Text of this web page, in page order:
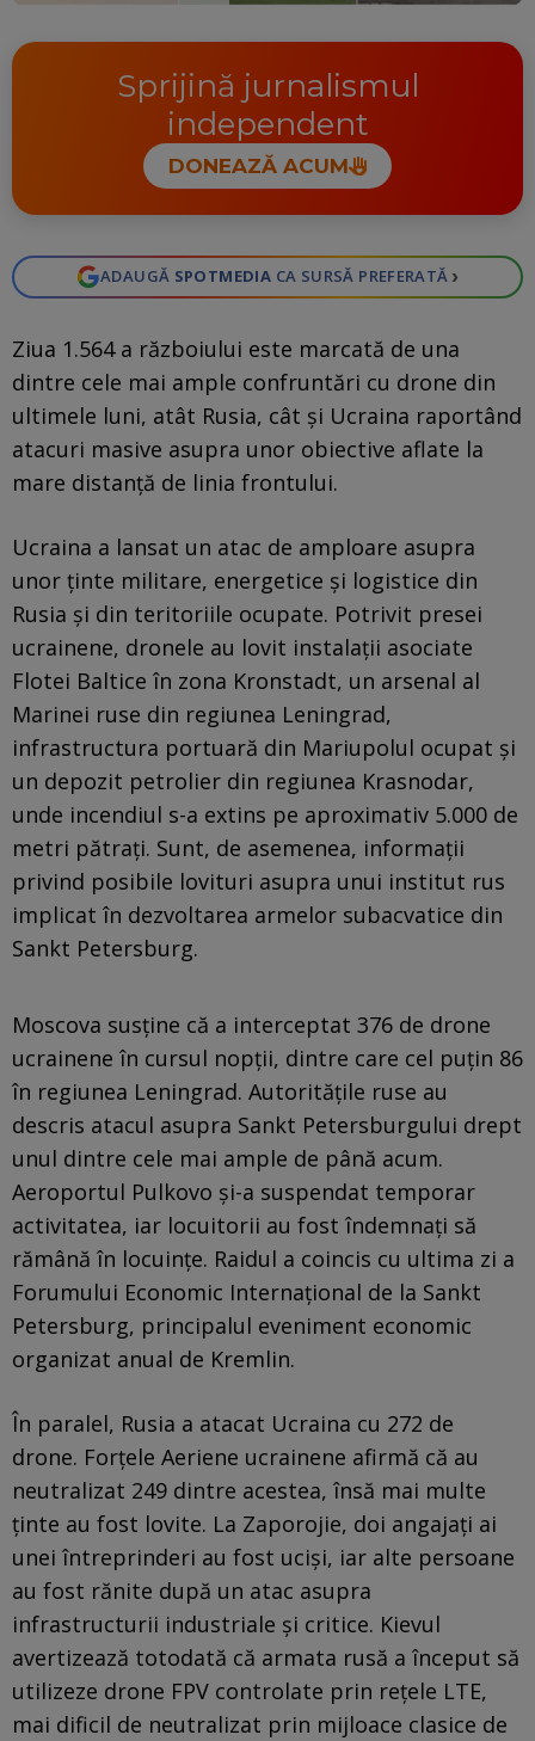
Sprijină jurnalismul
independent
DONEAZĂ ACUM
ADAUGĂ SPOTMEDIA CA SURSĂ PREFERATĂ ›
Ziua 1.564 a războiului este marcată de una
dintre cele mai ample confruntări cu drone din
ultimele luni, atât Rusia, cât și Ucraina raportând
atacuri masive asupra unor obiective aflate la
mare distanță de linia frontului.
Ucraina a lansat un atac de amploare asupra
unor ținte militare, energetice și logistice din
Rusia și din teritoriile ocupate. Potrivit presei
ucrainene, dronele au lovit instalații asociate
Flotei Baltice în zona Kronstadt, un arsenal al
Marinei ruse din regiunea Leningrad,
infrastructura portuară din Mariupolul ocupat și
un depozit petrolier din regiunea Krasnodar,
unde incendiul s-a extins pe aproximativ 5.000 de
metri pătrați. Sunt, de asemenea, informații
privind posibile lovituri asupra unui institut rus
implicat în dezvoltarea armelor subacvatice din
Sankt Petersburg.
Moscova susține că a interceptat 376 de drone
ucrainene în cursul nopții, dintre care cel puțin 86
în regiunea Leningrad. Autoritățile ruse au
descris atacul asupra Sankt Petersburgului drept
unul dintre cele mai ample de până acum.
Aeroportul Pulkovo și-a suspendat temporar
activitatea, iar locuitorii au fost îndemnați să
rămână în locuințe. Raidul a coincis cu ultima zi a
Forumului Economic Internațional de la Sankt
Petersburg, principalul eveniment economic
organizat anual de Kremlin.
În paralel, Rusia a atacat Ucraina cu 272 de
drone. Forțele Aeriene ucrainene afirmă că au
neutralizat 249 dintre acestea, însă mai multe
ținte au fost lovite. La Zaporojie, doi angajați ai
unei întreprinderi au fost uciși, iar alte persoane
au fost rănite după un atac asupra
infrastructurii industriale și critice. Kievul
avertizează totodată că armata rusă a început să
utilizeze drone FPV controlate prin rețele LTE,
mai dificil de neutralizat prin mijloace clasice de